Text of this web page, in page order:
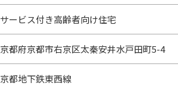
サービス付き高齢者向け住宅
京都府京都市右京区太秦安井水戸田町5-4
京都地下鉄東西線